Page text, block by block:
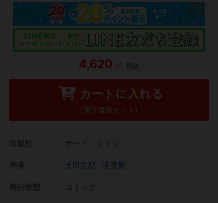
4,620 円 税込
カートに入れる
(電子書籍セット)
サード・ライン
土田世紀 滝直毅
コミック